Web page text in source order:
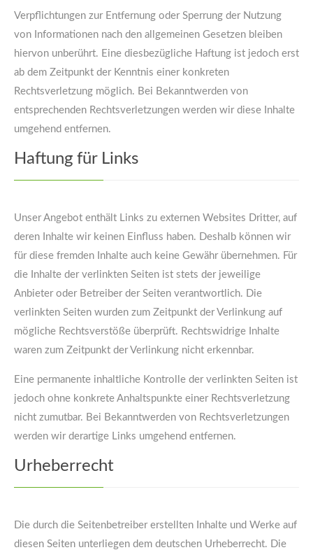
Verpflichtungen zur Entfernung oder Sperrung der Nutzung
von Informationen nach den allgemeinen Gesetzen bleiben
hiervon unberührt. Eine diesbezügliche Haftung ist jedoch erst
ab dem Zeitpunkt der Kenntnis einer konkreten
Rechtsverletzung möglich. Bei Bekanntwerden von
entsprechenden Rechtsverletzungen werden wir diese Inhalte
umgehend entfernen.
Haftung für Links
Unser Angebot enthält Links zu externen Websites Dritter, auf
deren Inhalte wir keinen Einfluss haben. Deshalb können wir
für diese fremden Inhalte auch keine Gewähr übernehmen. Für
die Inhalte der verlinkten Seiten ist stets der jeweilige
Anbieter oder Betreiber der Seiten verantwortlich. Die
verlinkten Seiten wurden zum Zeitpunkt der Verlinkung auf
mögliche Rechtsverstöße überprüft. Rechtswidrige Inhalte
waren zum Zeitpunkt der Verlinkung nicht erkennbar.
Eine permanente inhaltliche Kontrolle der verlinkten Seiten ist
jedoch ohne konkrete Anhaltspunkte einer Rechtsverletzung
nicht zumutbar. Bei Bekanntwerden von Rechtsverletzungen
werden wir derartige Links umgehend entfernen.
Urheberrecht
Die durch die Seitenbetreiber erstellten Inhalte und Werke auf
diesen Seiten unterliegen dem deutschen Urheberrecht. Die